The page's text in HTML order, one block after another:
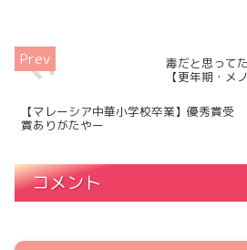
毒だと思って
【更年期・メ
【マレーシア中華小学校卒業】優秀賞受
賞ありがたやー
コメント